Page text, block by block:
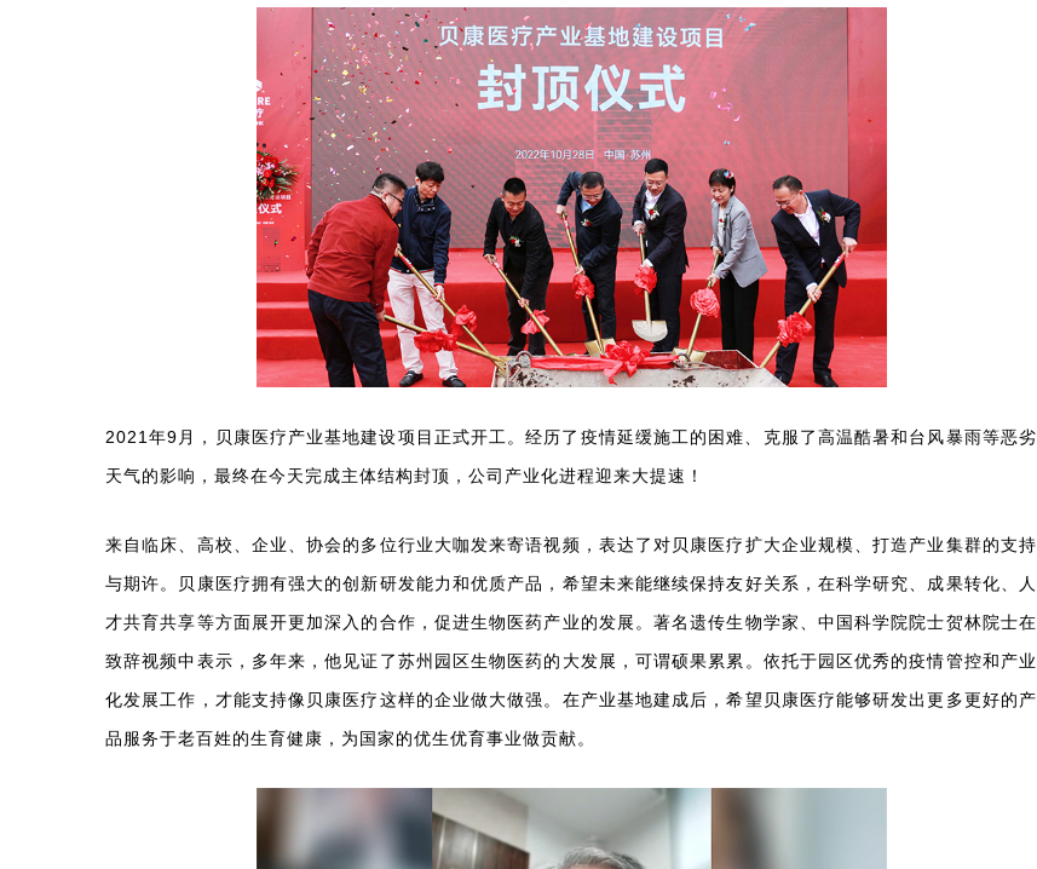
2021年9月，贝康医疗产业基地建设项目正式开工。经历了疫情延缓施工的困难、克服了高温酷暑和台风暴雨等恶劣
天气的影响，最终在今天完成主体结构封顶，公司产业化进程迎来大提速！
来自临床、高校、企业、协会的多位行业大咖发来寄语视频，表达了对贝康医疗扩大企业规模、打造产业集群的支持
与期许。贝康医疗拥有强大的创新研发能力和优质产品，希望未来能继续保持友好关系，在科学研究、成果转化、人
才共育共享等方面展开更加深入的合作，促进生物医药产业的发展。著名遗传生物学家、中国科学院院士贺林院士在
致辞视频中表示，多年来，他见证了苏州园区生物医药的大发展，可谓硕果累累。依托于园区优秀的疫情管控和产业
化发展工作，才能支持像贝康医疗这样的企业做大做强。在产业基地建成后，希望贝康医疗能够研发出更多更好的产
品服务于老百姓的生育健康，为国家的优生优育事业做贡献。